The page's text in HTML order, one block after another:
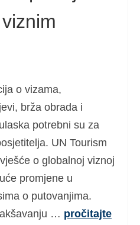
o vizama,
brža obrada i
potrebni su za
UN Tourism
o globalnoj viznoj
promjene u
o putovanjima.
… pročitajte